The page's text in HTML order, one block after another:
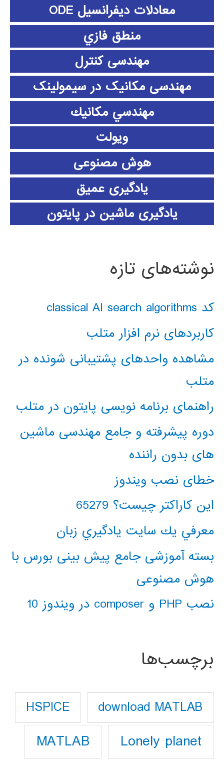
معادلات دیفرانسیل ODE
منطق فازي
مهندسی کنترل
مهندسی مکانیک در سیمولینک
مهندسي مكانيك
ویولت
هوش مصنوعی
یادگیری عمیق
یادگیری ماشین در پایتون
نوشته‌های تازه
کد classical AI search algorithms
کاربردهای نرم افزار متلب
مشاهده واحدهای پشتیبانی شونده در
متلب
راهنمای برنامه نویسی پایتون در متلب
دوره پیشرفته و جامع مهندسی ماشین
های بدون راننده
خطای نصب ویندوز
این کاراکتر چیست؟ 65279
معرفي يك سايت يادگيري زبان
بسته آموزشی جامع پیش بینی بورس با
هوش مصنوعی
نصب PHP و composer در ویندوز 10
برچسب‌ها
download MATLAB
HSPICE
Lonely planet
MATLAB